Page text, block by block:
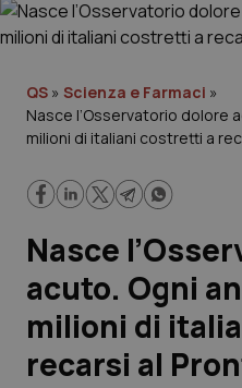
Governo e Parlamento
Regioni e Asl
Lavoro e Professioni
Scienza e Farmaci
Studi e Analisi
QS » Scienza e Farmaci »
Nasce l’Osservatorio dolore
milioni di italiani costretti a
Nasce
acuto. Ogni
milioni di
recarsi al